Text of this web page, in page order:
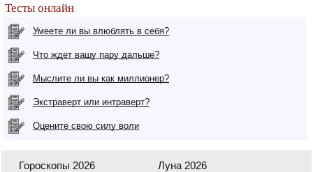
Тесты онлайн
Умеете ли вы влюблять в себя?
Что ждет вашу пару дальше?
Мыслите ли вы как миллионер?
Экстраверт или интраверт?
Оцените свою силу воли
Гороскопы 2026 Луна 2026